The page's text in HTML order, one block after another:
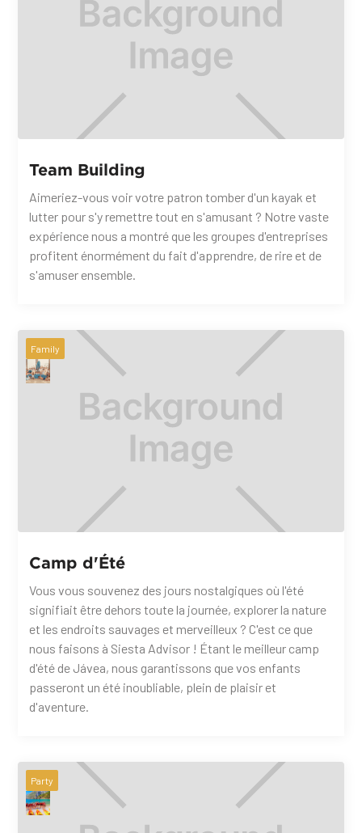
Team Building
Aimeriez-vous voir votre patron tomber d'un kayak et
lutter pour s'y remettre tout en s'amusant ? Notre vaste
expérience nous a montré que les groupes d'entreprises
profitent énormément du fait d'apprendre, de rire et de
s'amuser ensemble.
Family
Camp d'Été
Vous vous souvenez des jours nostalgiques où l'été
signifiait être dehors toute la journée, explorer la nature
et les endroits sauvages et merveilleux ? C'est ce que
nous faisons à Siesta Advisor ! Étant le meilleur camp
d'été de Jávea, nous garantissons que vos enfants
passeront un été inoubliable, plein de plaisir et
d'aventure.
Party